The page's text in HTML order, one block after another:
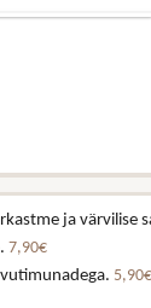
ja värvilise
7,90€
5,90€